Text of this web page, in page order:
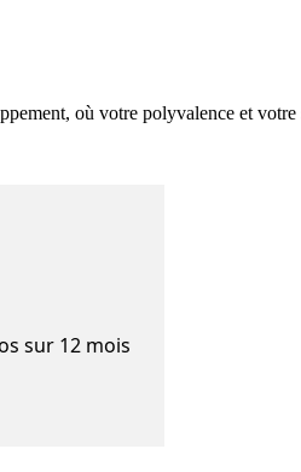
où votre polyvalence et
sur 12 mois